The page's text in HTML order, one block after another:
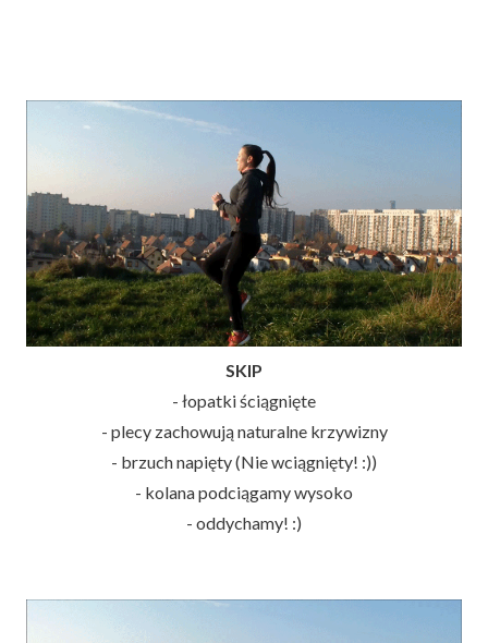
SKIP
- łopatki ściągnięte
- plecy zachowują naturalne krzywizny
- brzuch napięty (Nie wciągnięty! :))
- kolana podciągamy wysoko
- oddychamy! :)